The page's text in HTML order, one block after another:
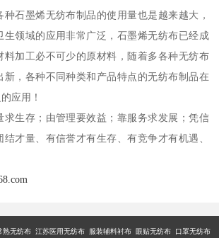
种石墨烯无纺布制品的使用量也是越来越大，
生领域的应用非常广泛，石墨烯无纺布已经成
料加工必不可少的原材料，随着多各种无纺布
新，各种不同种类和产品特点的无纺布制品在
应用！
求生存；由管理要效益；靠服务求发展；凭信
才量、有信誉才有生存、有竞争才有机遇、
熟无纺布 江苏医用无纺布 服装辅料衬布 眼贴无纺布 口罩无纺布